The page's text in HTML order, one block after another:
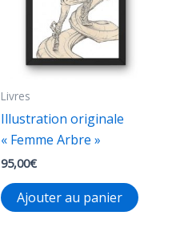
Livres
Illustration originale
« Femme Arbre »
95,00€
Ajouter au panier